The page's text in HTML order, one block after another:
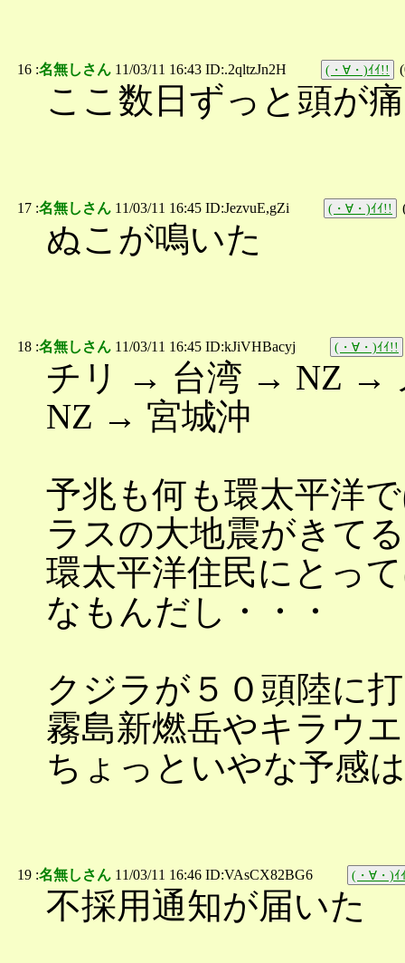
16 :名無しさん 11/03/11 16:43 ID:.2qltzJn2H (・∀・)ｲｲ!! (
ここ数日ずっと頭が
17 :名無しさん 11/03/11 16:45 ID:JezvuE,gZi (・∀・)ｲｲ!!
ぬこが鳴いた
18 :名無しさん 11/03/11 16:45 ID:kJiVHBacyj (・∀・)ｲｲ!!
チリ → 台湾 → NZ →
NZ → 宮城沖
予兆も何も環太平洋
ラスの大地震がきてる
環太平洋住民にとっ
なもんだし・・・
クジラが５０頭陸に
霧島新燃岳やキラウ
ちょっといやな予感
19 :名無しさん 11/03/11 16:46 ID:VAsCX82BG6 (・∀・)ｲ
不採用通知が届いた